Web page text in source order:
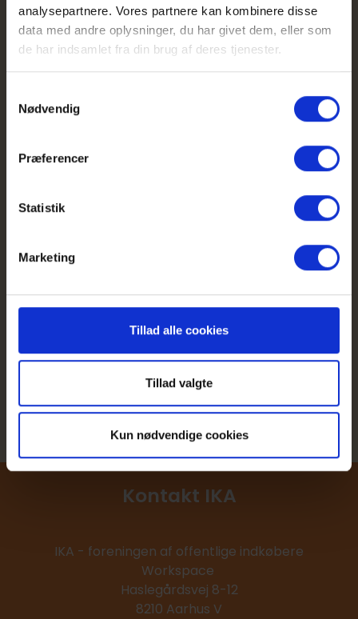
analysepartnere. Vores partnere kan kombinere disse
data med andre oplysninger, du har givet dem, eller som
de har indsamlet fra din brug af deres tjenester.
Nødvendig
Præferencer
Statistik
Marketing
Tillad alle cookies
Tillad valgte
Kun nødvendige cookies
Sekretariatskoordinator
E-mail: lisa@ika.dk
Lisa svarer gerne på spørgsmål om:
Netværk
Uddannelser
Kontakt IKA
IKA - foreningen af offentlige indkøbere
Workspace
Haslegårdsvej 8-12
8210 Aarhus V